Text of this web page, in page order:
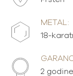
METAL:
18-
2 godine